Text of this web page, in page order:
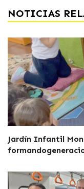
NOTICIAS
Jardín Infantil